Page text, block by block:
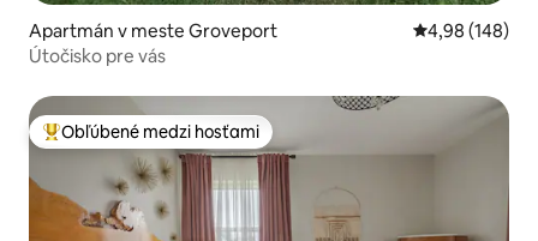
Apartmán v meste Groveport Priemerné
4,98 (148)
Útočisko pre vás
Najobľúbenejšie medzi hosťami
Obľúbené medzi hosťami